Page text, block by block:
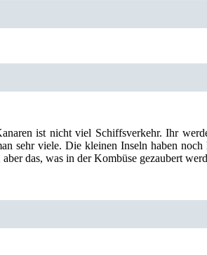
ist nicht viel Schiffsverkehr. Ihr
sehr viele. Die kleinen Inseln haben
das, was in der Kombüse gezaubert